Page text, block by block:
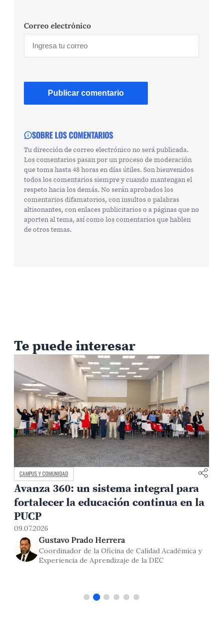
Correo electrónico
SOBRE LOS COMENTARIOS
Tu dirección de correo electrónico no será publicada.
Los comentarios pasan por un proceso de moderación
que toma hasta 48 horas en días útiles. Son bienvenidos
todos los comentarios siempre y cuando mantengan el
respeto hacia los demás. No serán aprobados los
comentarios difamatorios, con insultos o palabras
altisonantes, con enlaces publicitarios o a páginas que no
aporten al tema, así como los comentarios que hablen
de otros temas.
Te puede interesar
CAMPUS Y COMUNIDAD
Avanza 360: un sistema integral para
fortalecer la educación continua en la
PUCP
09.07.2026
Gustavo Prado Herrera
Coordinador de la Oficina de Calidad Académica y
Experiencia de Aprendizaje de la DEC